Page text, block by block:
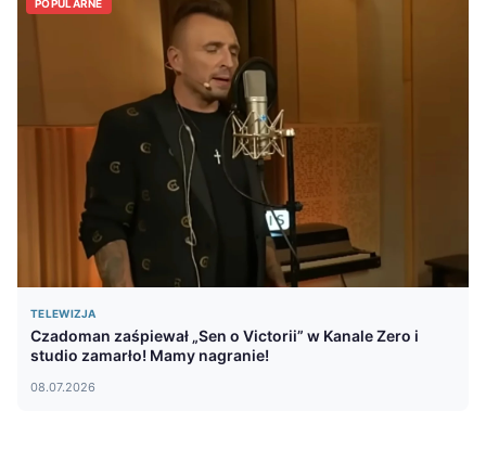
POPULARNE
TELEWIZJA
Czadoman zaśpiewał „Sen o Victorii” w Kanale Zero i
studio zamarło! Mamy nagranie!
08.07.2026